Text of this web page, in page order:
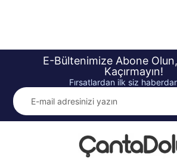
E-Bültenimize Abone Olun,
Kaçırmayın!
Fırsatlardan ilk siz